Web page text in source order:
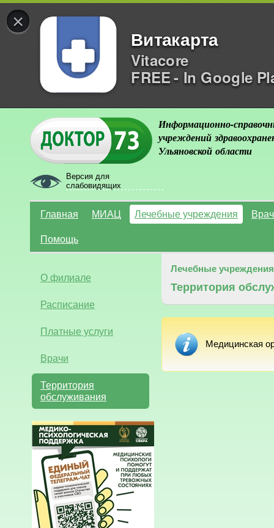
×
Витакарта
Vitacore
FREE - In Google
Версия для
слабовидящих
Информационно-
учреждений
Ульяновской области
Главная МИАЦ Лечебные учреждения
Помощь
О филиале
Расписание
Платные услуги
Врачи
Территория
обслуживания
Лечебные учреждения
Территория
Медицинская